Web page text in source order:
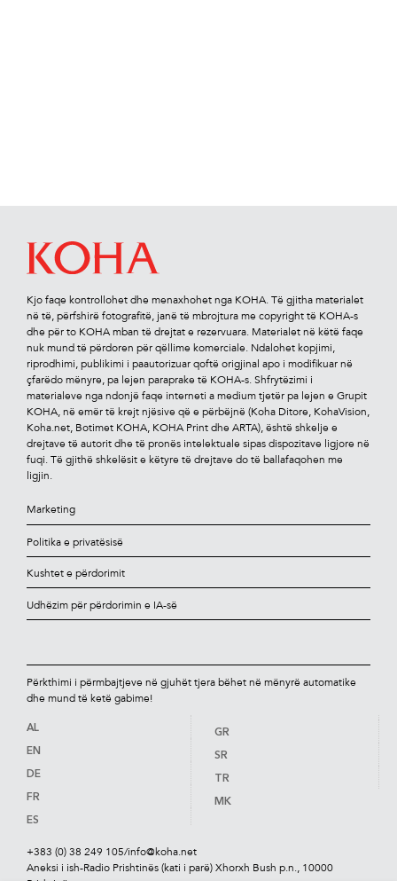
Kjo faqe kontrollohet dhe menaxhohet nga KOHA. Të gjitha materialet
në të, përfshirë fotograﬁtë, janë të mbrojtura me copyright të KOHA-s
dhe për to KOHA mban të drejtat e rezervuara. Materialet në këtë faqe
nuk mund të përdoren për qëllime komerciale. Ndalohet kopjimi,
riprodhimi, publikimi i paautorizuar qoftë origjinal apo i modiﬁkuar në
çfarëdo mënyre, pa lejen paraprake të KOHA-s. Shfrytëzimi i
materialeve nga ndonjë faqe interneti a medium tjetër pa lejen e Grupit
KOHA, në emër të krejt njësive që e përbëjnë (Koha Ditore, KohaVision,
Koha.net, Botimet KOHA, KOHA Print dhe ARTA), është shkelje e
drejtave të autorit dhe të pronës intelektuale sipas dispozitave ligjore në
fuqi. Të gjithë shkelësit e këtyre të drejtave do të ballafaqohen me
ligjin.
Marketing
Politika e privatësisë
Kushtet e përdorimit
Udhëzim për përdorimin e IA-së
Përkthimi i përmbajtjeve në gjuhët tjera bëhet në mënyrë automatike
dhe mund të ketë gabime!
AL
EN
DE
FR
ES
GR
SR
TR
MK
+383 (0) 38 249 105/info@koha.net
Aneksi i ish-Radio Prishtinës (kati i parë) Xhorxh Bush p.n., 10000